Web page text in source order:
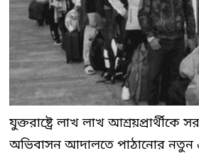
যুক্তরাষ্ট্রে লাখ লাখ আশ্রয়প্রার্থীকে
অভিবাসন আদালতে পাঠানোর নতুন